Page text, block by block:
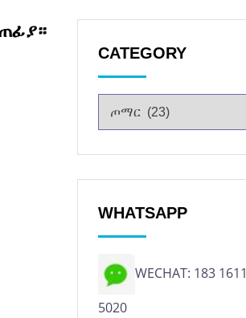
CATEGORY
WHATSAPP
WECHAT: 183 1611
5020